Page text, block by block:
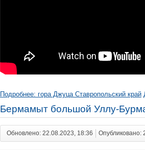
Подробнее: гора Джуца Ставропольский край
Бермамыт большой Уллу-
Обновлено: 22.08.2023, 18:36 Опубликовано: